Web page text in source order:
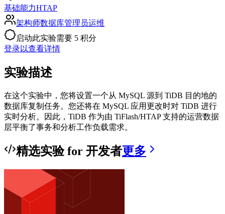
基础能力HTAP
架构师数据库管理员运维
启动此实验需要 5 积分
登录以查看详情
实验描述
在这个实验中，您将设置一个从 MySQL 源到 TiDB 目的地的
数据库复制任务。您还将在 MySQL 应用更改时对 TiDB 进行
实时分析。因此，TiDB 作为由 TiFlash/HTAP 支持的运营数据
层平衡了事务和分析工作负载需求。
精选实验 for 开发者更多